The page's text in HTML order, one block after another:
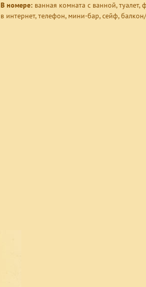
В номере: ванная комната с ванной, туалет,
в интернет, телефон, мини-бар, сейф,